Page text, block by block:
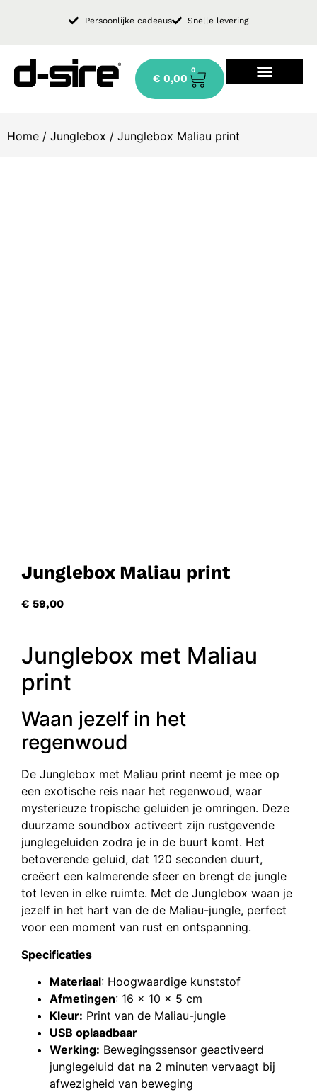
Persoonlijke cadeaus Snelle levering
€ 0,00
0
Home / Junglebox / Junglebox Maliau print
Junglebox Maliau print
€ 59,00
Junglebox met Maliau
print
Waan jezelf in het
regenwoud
De Junglebox met Maliau print neemt je mee op
een exotische reis naar het regenwoud, waar
mysterieuze tropische geluiden je omringen. Deze
duurzame soundbox activeert zijn rustgevende
junglegeluiden zodra je in de buurt komt. Het
betoverende geluid, dat 120 seconden duurt,
creëert een kalmerende sfeer en brengt de jungle
tot leven in elke ruimte. Met de Junglebox waan je
jezelf in het hart van de de Maliau-jungle, perfect
voor een moment van rust en ontspanning.
Specificaties
Materiaal: Hoogwaardige kunststof
Afmetingen: 16 x 10 x 5 cm
Kleur: Print van de Maliau-jungle
USB oplaadbaar
Werking: Bewegingssensor geactiveerd
junglegeluid dat na 2 minuten vervaagt bij
afwezigheid van beweging